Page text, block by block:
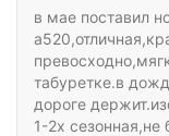
в мае поставил
табуретке.в
дороге
1-2х сезонная,не